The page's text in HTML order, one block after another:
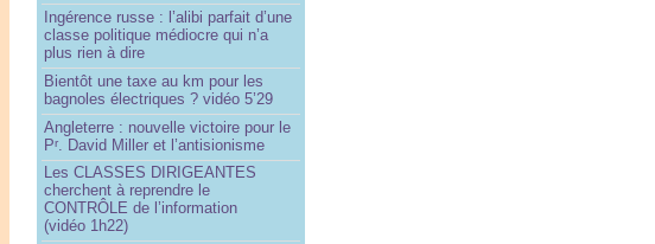
Ingérence russe : l’alibi parfait d’une
classe politique médiocre qui n’a
plus rien à dire
Bientôt une taxe au km pour les
bagnoles électriques ? vidéo 5’29
Angleterre : nouvelle victoire pour le
Pr
. David Miller et l’antisionisme
Les CLASSES DIRIGEANTES
cherchent à reprendre le
CONTRÔLE de l’information
(vidéo 1h22)